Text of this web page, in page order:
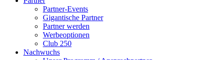
Partner-Events
Gigantische Partner
Partner werden
Werbeoptionen
Club 250
Nachwuchs